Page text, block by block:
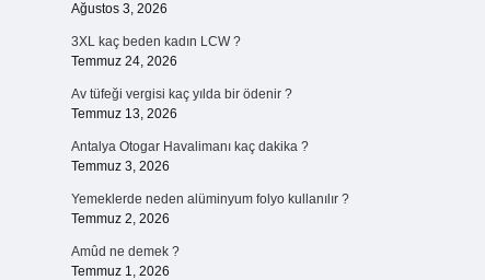
Ağustos 3, 2026
3XL kaç beden kadın LCW ?
Temmuz 24, 2026
Av tüfeği vergisi kaç yılda bir ödenir ?
Temmuz 13, 2026
Antalya Otogar Havalimanı kaç dakika ?
Temmuz 3, 2026
Yemeklerde neden alüminyum folyo kullanılır ?
Temmuz 2, 2026
Amûd ne demek ?
Temmuz 1, 2026